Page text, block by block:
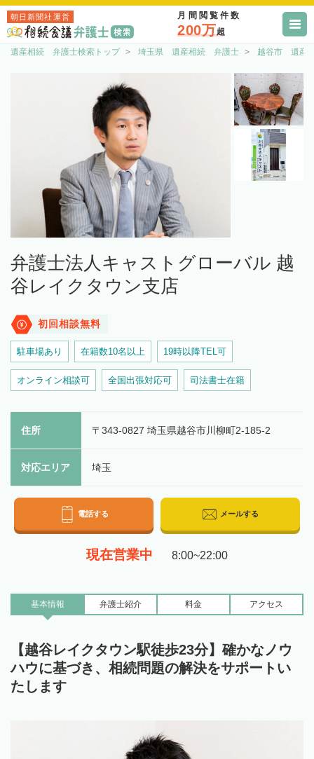
朝日新聞社運営 月間閲覧件数
200万超
遺産相続 弁護士検索トップ 埼玉県 遺産相続 弁護士 越谷市 遺産
弁護士法人キャストグローバル 越
谷レイクタウン支店
初回相談無料
駐車場あり 在籍数10名以上 19時以降TEL可
オンライン相談可 全国出張対応可 司法書士在籍
住所 〒343-0827 埼玉県越谷市川柳町2-185-2
対応エリア 埼玉
電話する メールする
現在営業中 8:00~22:00
基本情報 弁護士紹介 料金 アクセス
【越谷レイクタウン駅徒歩23分】確かなノウ
ハウに基づき、相続問題の解決をサポートい
たします